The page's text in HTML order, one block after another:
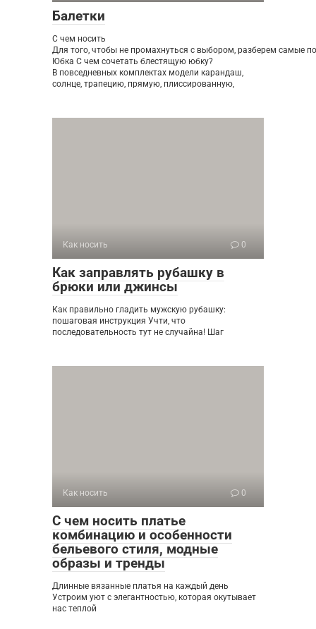
Балетки
С чем носить
Для того, чтобы не промахнуться с выбором, разберем самые
Юбка С чем сочетать блестящую юбку?
В повседневных комплектах модели карандаш,
солнце, трапецию, прямую, плиссированную,
Как носить 0
Как заправлять рубашку в
брюки или джинсы
Как правильно гладить мужскую рубашку:
пошаговая инструкция Учти, что
последовательность тут не случайна! Шаг
Как носить 0
С чем носить платье
комбинацию и особенности
бельевого стиля, модные
образы и тренды
Длинные вязанные платья на каждый день
Устроим уют с элегантностью, которая окутывает
нас теплой